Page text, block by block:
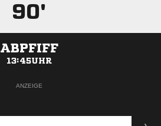
90'
ABPFIFF
13:45UHR
ANZEIGE